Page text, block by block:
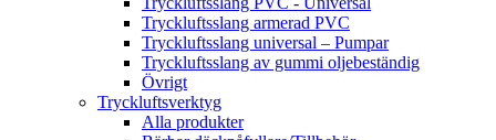
Tryckluftsslang armerad PVC
Tryckluftsslang universal – Pumpar
Tryckluftsslang av gummi oljebeständig
Övrigt
Tryckluftsverktyg
Alla produkter